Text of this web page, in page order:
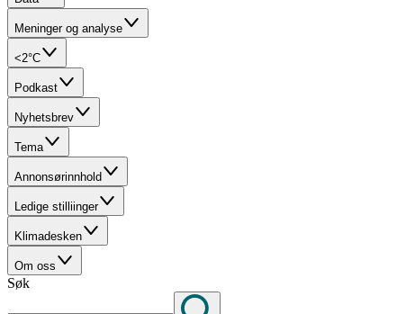
Meninger og analyse
<2°C
Podkast
Nyhetsbrev
Tema
Annonsørinnhold
Ledige stilliinger
Klimadesken
Om oss
Søk